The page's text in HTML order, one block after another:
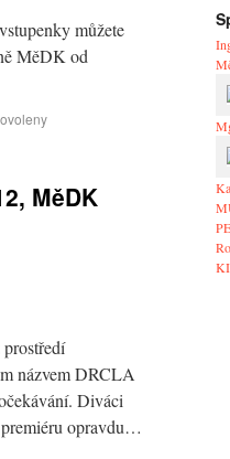
můžete
MěDK od
MěDK
prostředí
názvem DRCLA
Diváci
opravdu…